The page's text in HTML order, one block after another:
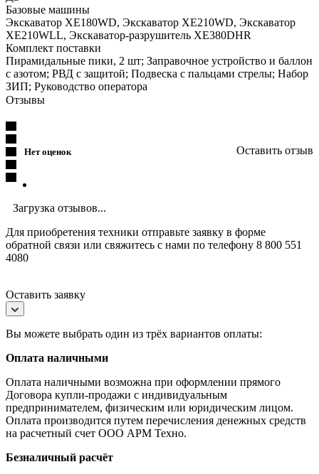
Базовые машины
Экскаватор XE180WD, Экскаватор XE210WD, Экскаватор
XE210WLL, Экскаватор-разрушитель XE380DHR
Комплект поставки
Пирамидальные пики, 2 шт; Заправочное устройство и баллон
с азотом; РВД с защитой; Подвеска с пальцами стрелы; Набор
ЗИП; Руководство оператора
Отзывы
Нет оценок Оставить отзыв
Загрузка отзывов...
Для приобретения техники отправьте заявку в форме
обратной связи или свяжитесь с нами по телефону 8 800 551
4080
Оставить заявку
Вы можете выбрать один из трёх вариантов оплаты:
Оплата наличными
Оплата наличными возможна при оформлении прямого
Договора купли-продажи с индивидуальным
предпринимателем, физическим или юридическим лицом.
Оплата производится путем перечисления денежных средств
на расчетный счет ООО АРМ Техно.
Безналичный расчёт